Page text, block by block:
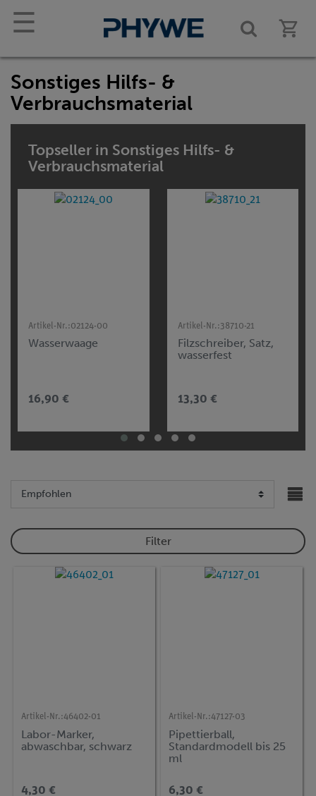
☰
Sonstiges Hilfs- &
Verbrauchsmaterial
Topseller in Sonstiges Hilfs- &
Verbrauchsmaterial
Artikel-Nr.:02124-00
Wasserwaage
16,90 €
Artikel-Nr.:38710-21
Filzschreiber, Satz,
wasserfest
13,30 €
Filter
Artikel-Nr.:46402-01
Labor-Marker,
abwaschbar, schwarz
4,30 €
Artikel-Nr.:47127-03
Pipettierball,
Standardmodell bis 25
ml
6,30 €